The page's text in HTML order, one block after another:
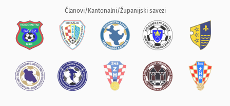
Članovi/Kantonalni/Županijski savezi